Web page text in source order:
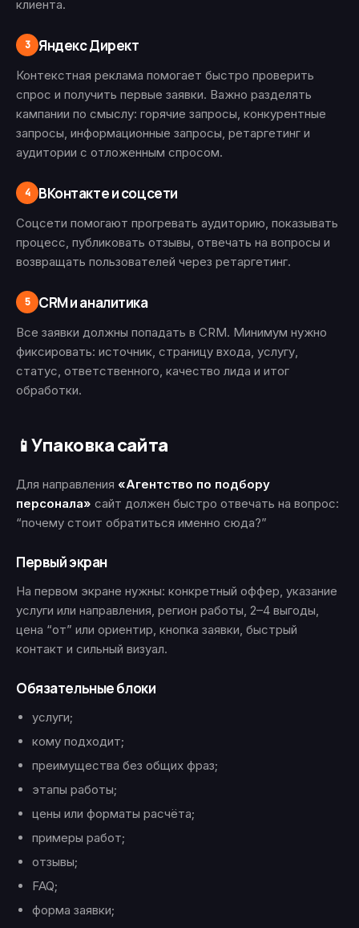
клиента.
3 Яндекс Директ
Контекстная реклама помогает быстро проверить
спрос и получить первые заявки. Важно разделять
кампании по смыслу: горячие запросы, конкурентные
запросы, информационные запросы, ретаргетинг и
аудитории с отложенным спросом.
4 ВКонтакте и соцсети
Соцсети помогают прогревать аудиторию, показывать
процесс, публиковать отзывы, отвечать на вопросы и
возвращать пользователей через ретаргетинг.
5 CRM и аналитика
Все заявки должны попадать в CRM. Минимум нужно
фиксировать: источник, страницу входа, услугу,
статус, ответственного, качество лида и итог
обработки.
📱Упаковка сайта
Для направления «Агентство по подбору
персонала» сайт должен быстро отвечать на вопрос:
“почему стоит обратиться именно сюда?”
Первый экран
На первом экране нужны: конкретный оффер, указание
услуги или направления, регион работы, 2–4 выгоды,
цена “от” или ориентир, кнопка заявки, быстрый
контакт и сильный визуал.
Обязательные блоки
услуги;
кому подходит;
преимущества без общих фраз;
этапы работы;
цены или форматы расчёта;
примеры работ;
отзывы;
FAQ;
форма заявки;